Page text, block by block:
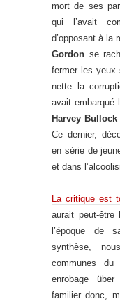
mort de ses
qui l’avait
d’opposant à la
Gordon se
fermer les yeux
nette la
avait embarqué
Harvey Bullock
Ce dernier,
en série de
et dans
La critique est
aurait peut-être
l’époque de
synthèse,
communes
enrobage
familier donc,